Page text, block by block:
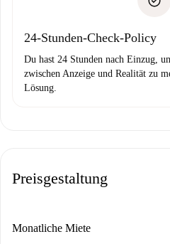
24-Stunden-Check-Policy
Du hast 24 Stunden nach Einzug,
zwischen Anzeige und Realität zu
Lösung.
Preisgestaltung
Monatliche Miete